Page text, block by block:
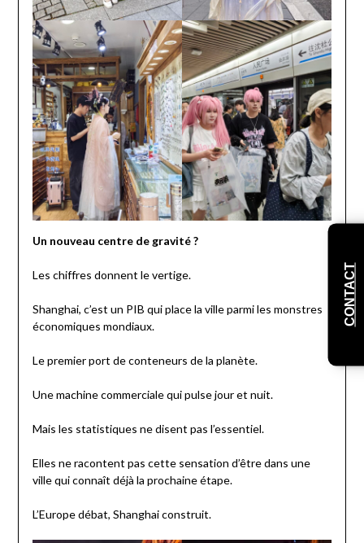
Un nouveau centre de gravité ?
Les chiffres donnent le vertige.
Shanghai, c’est un PIB qui place la ville parmi les monstres
économiques mondiaux.
Le premier port de conteneurs de la planète.
Une machine commerciale qui pulse jour et nuit.
Mais les statistiques ne disent pas l’essentiel.
Elles ne racontent pas cette sensation d’être dans une
ville qui connaît déjà la prochaine étape.
L’Europe débat, Shanghai construit.
CONTACT